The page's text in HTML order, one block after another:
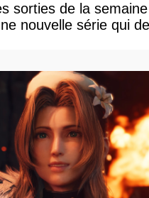
sorties de la
nouvelle série qui